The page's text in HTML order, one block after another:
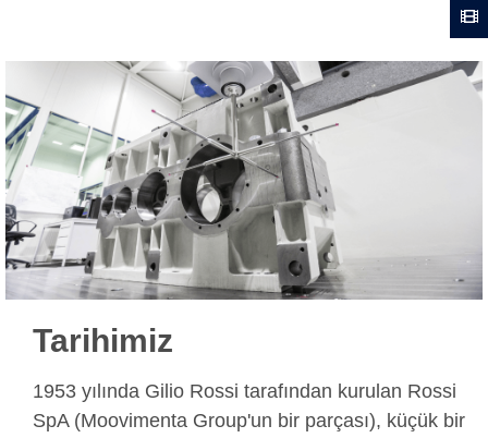
Tarihimiz
1953 yılında Gilio Rossi tarafından kurulan Rossi
SpA (Moovimenta Group'un bir parçası), küçük bir